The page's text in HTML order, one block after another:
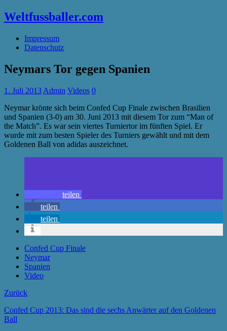
Weltfussballer.com
Impressum
Datenschutz
Neymars Tor gegen Spanien
1. Juli 2013 Admin Videos 0
Neymar krönte sich beim Confed Cup Finale zwischen Brasilien
und Spanien (3-0) am 30. Juni 2013 mit diesem Tor zum “Man of
the Match”. Es war sein viertes Turniertor im fünften Spiel. Er
wurde mit zum besten Spieler des Turniers gewählt und mit dem
Goldenen Ball von adidas auszeichnet.
teilen
teilen
teilen
Confed Cup Finale
Neymar
Spanien
Video
Zurück
Confed Cup 2013: Das sind die sechs Anwärter auf den Goldenen
Ball